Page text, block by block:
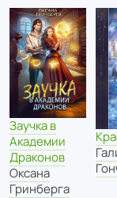
Заучка в
Академии
Драконов
Оксана
Гринберга